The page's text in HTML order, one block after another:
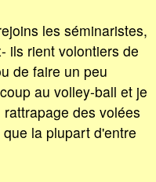
les séminaristes,
ils rient volontiers de
de faire un peu
au volley-ball et je
des volées
la plupart d'entre